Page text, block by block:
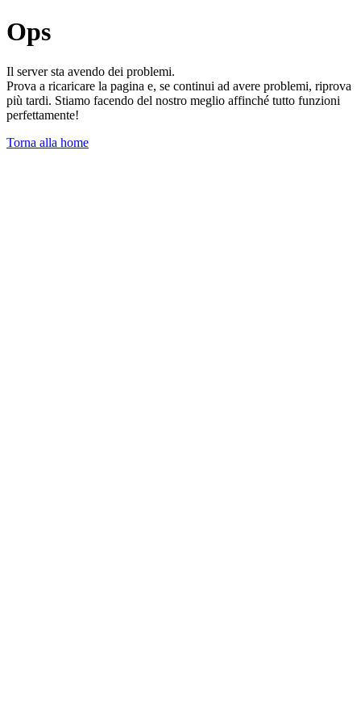
Ops
Il server sta avendo dei problemi.
Prova a ricaricare la pagina e, se continui ad avere problemi, riprova
più tardi. Stiamo facendo del nostro meglio affinché tutto funzioni
perfettamente!
Torna alla home